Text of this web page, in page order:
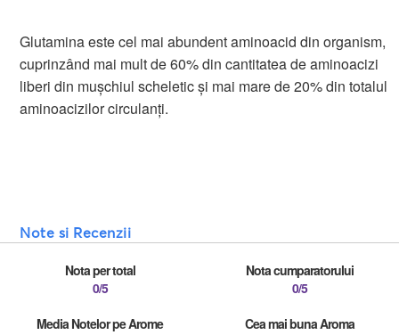
Glutamina este cel mai abundent aminoacid din organism,
cuprinzând mai mult de 60% din cantitatea de aminoacizi
liberi din mușchiul scheletic și mai mare de 20% din totalul
aminoacizilor circulanți.
Note si Recenzii
Nota per total
0/5
Nota cumparatorului
0/5
Media Notelor pe Arome
Cea mai buna Aroma